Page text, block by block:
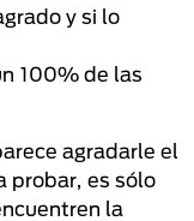
y si lo
100% de las
agradarle el
probar, es sólo
la